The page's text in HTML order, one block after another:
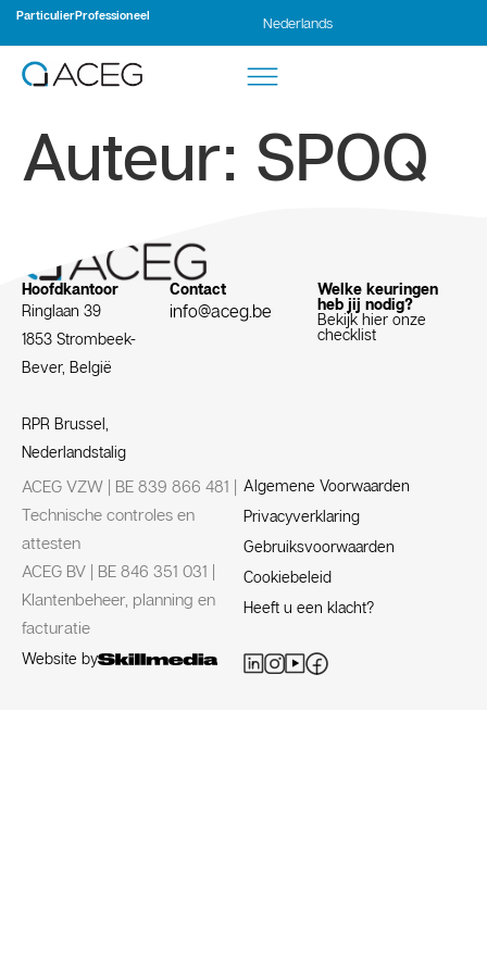
ParticulierProfessioneel Nederlands
Français
Auteur: SPOQ
Hoofdkantoor
Ringlaan 39
1853 Strombeek-
Bever, België
RPR Brussel,
Nederlandstalig
Contact
info@aceg.be
Welke keuringen
heb jij nodig?
Bekijk hier onze
checklist
ACEG VZW | BE 839 866 481 |
Technische controles en
attesten
ACEG BV | BE 846 351 031 |
Klantenbeheer, planning en
facturatie
Algemene Voorwaarden
Privacyverklaring
Gebruiksvoorwaarden
Cookiebeleid
Heeft u een klacht?
Website by